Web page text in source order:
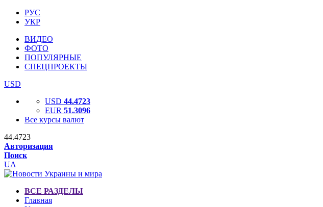
РУС
УКР
ВИДЕО
ФОТО
ПОПУЛЯРНЫЕ
СПЕЦПРОЕКТЫ
USD
USD 44.4723
EUR 51.3096
Все курсы валют
44.4723
Авторизация
Поиск
UA
ВСЕ РАЗДЕЛЫ
Главная